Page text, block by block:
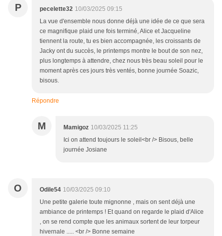
P pecelette32 10/03/2025 09:15
La vue d'ensemble nous donne déjà une idée de ce que sera
ce magnifique plaid une fois terminé, Alice et Jacqueline
tiennent la route, tu es bien accompagnée, les croissants de
Jacky ont du succès, le printemps montre le bout de son nez,
plus longtemps à attendre, chez nous très beau soleil pour le
moment après ces jours très ventés, bonne journée Soazic,
bisous.
Répondre
M Mamigoz 10/03/2025 11:25
Ici on attend toujours le soleil<br /> Bisous, belle
journée Josiane
O Odile54 10/03/2025 09:10
Une petite galerie toute mignonne , mais on sent déjà une
ambiance de printemps ! Et quand on regarde le plaid d'Alice
, on se rend compte que les animaux sortent de leur torpeur
hivernale ..... <br /> Bonne semaine